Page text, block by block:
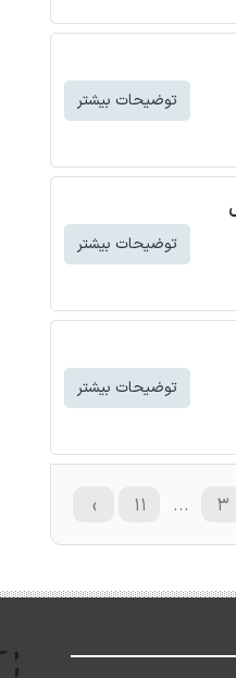
توضیحات بیشتر
توضیحات بیشتر
توضیحات بیشتر
۳ ... ۱۱ ›